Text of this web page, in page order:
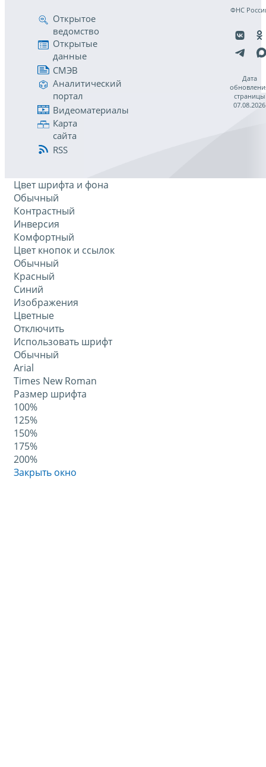
Открытое
ведомство
Открытые
данные
СМЭВ
Аналитический
портал
Видеоматериалы
Карта
сайта
RSS
ФНС
Дата
страницы
07.08.2026
Цвет шрифта и фона
Обычный
Контрастный
Инверсия
Комфортный
Цвет кнопок и ссылок
Обычный
Красный
Синий
Изображения
Цветные
Отключить
Использовать шрифт
Обычный
Arial
Times New Roman
Размер шрифта
100%
125%
150%
175%
200%
Закрыть окно